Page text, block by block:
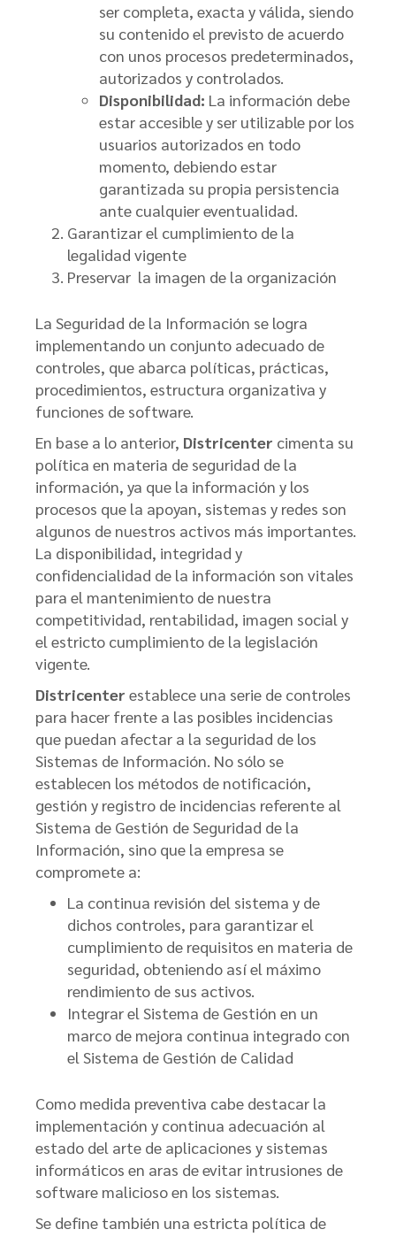
ser completa, exacta y válida, siendo
su contenido el previsto de acuerdo
con unos procesos predeterminados,
autorizados y controlados.
Disponibilidad: La información debe
estar accesible y ser utilizable por los
usuarios autorizados en todo
momento, debiendo estar
garantizada su propia persistencia
ante cualquier eventualidad.
Garantizar el cumplimiento de la
legalidad vigente
Preservar la imagen de la organización
La Seguridad de la Información se logra
implementando un conjunto adecuado de
controles, que abarca políticas, prácticas,
procedimientos, estructura organizativa y
funciones de software.
En base a lo anterior, Districenter cimenta su
política en materia de seguridad de la
información, ya que la información y los
procesos que la apoyan, sistemas y redes son
algunos de nuestros activos más importantes.
La disponibilidad, integridad y
confidencialidad de la información son vitales
para el mantenimiento de nuestra
competitividad, rentabilidad, imagen social y
el estricto cumplimiento de la legislación
vigente.
Districenter establece una serie de controles
para hacer frente a las posibles incidencias
que puedan afectar a la seguridad de los
Sistemas de Información. No sólo se
establecen los métodos de notificación,
gestión y registro de incidencias referente al
Sistema de Gestión de Seguridad de la
Información, sino que la empresa se
compromete a:
La continua revisión del sistema y de
dichos controles, para garantizar el
cumplimiento de requisitos en materia de
seguridad, obteniendo así el máximo
rendimiento de sus activos.
Integrar el Sistema de Gestión en un
marco de mejora continua integrado con
el Sistema de Gestión de Calidad
Como medida preventiva cabe destacar la
implementación y continua adecuación al
estado del arte de aplicaciones y sistemas
informáticos en aras de evitar intrusiones de
software malicioso en los sistemas.
Se define también una estricta política de